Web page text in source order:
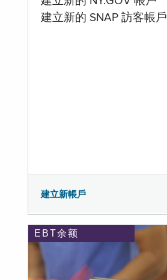
建立新的 SNAP 訪客帳戶
建立新帳戶
EBT余额